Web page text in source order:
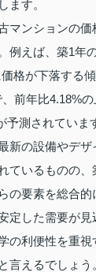
ます。
マンションの
えば、築1年
格が下落する傾
前年比4.18%
測されていま
新の設備やデ
ているものの
要素を総合的
した需要が
利便性を重
言えるでしょう